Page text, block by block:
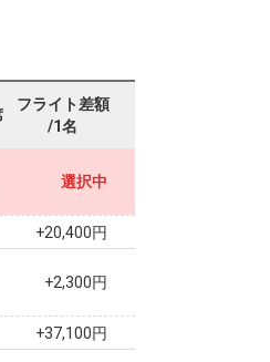
フライト差額
/1名
選択中
+20,400円
+2,300円
+37,100円